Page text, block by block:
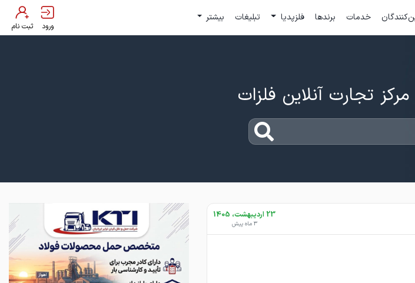
خدمات برندها فلزپدیا تبلیغات بیشتر
ورود ثبت نام
23 اردیبهشت، 1405
3 ماه پیش